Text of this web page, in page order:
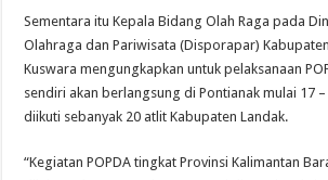
Sementara itu Kepala Bidang Olah Raga pada
Olahraga dan Pariwisata (Disporapar)
Kuswara mengungkapkan untuk pelaksanaan
sendiri akan berlangsung di Pontianak mulai 17 –
diikuti sebanyak 20 atlit Kabupaten Landak.
“Kegiatan POPDA tingkat Provinsi Kalimantan